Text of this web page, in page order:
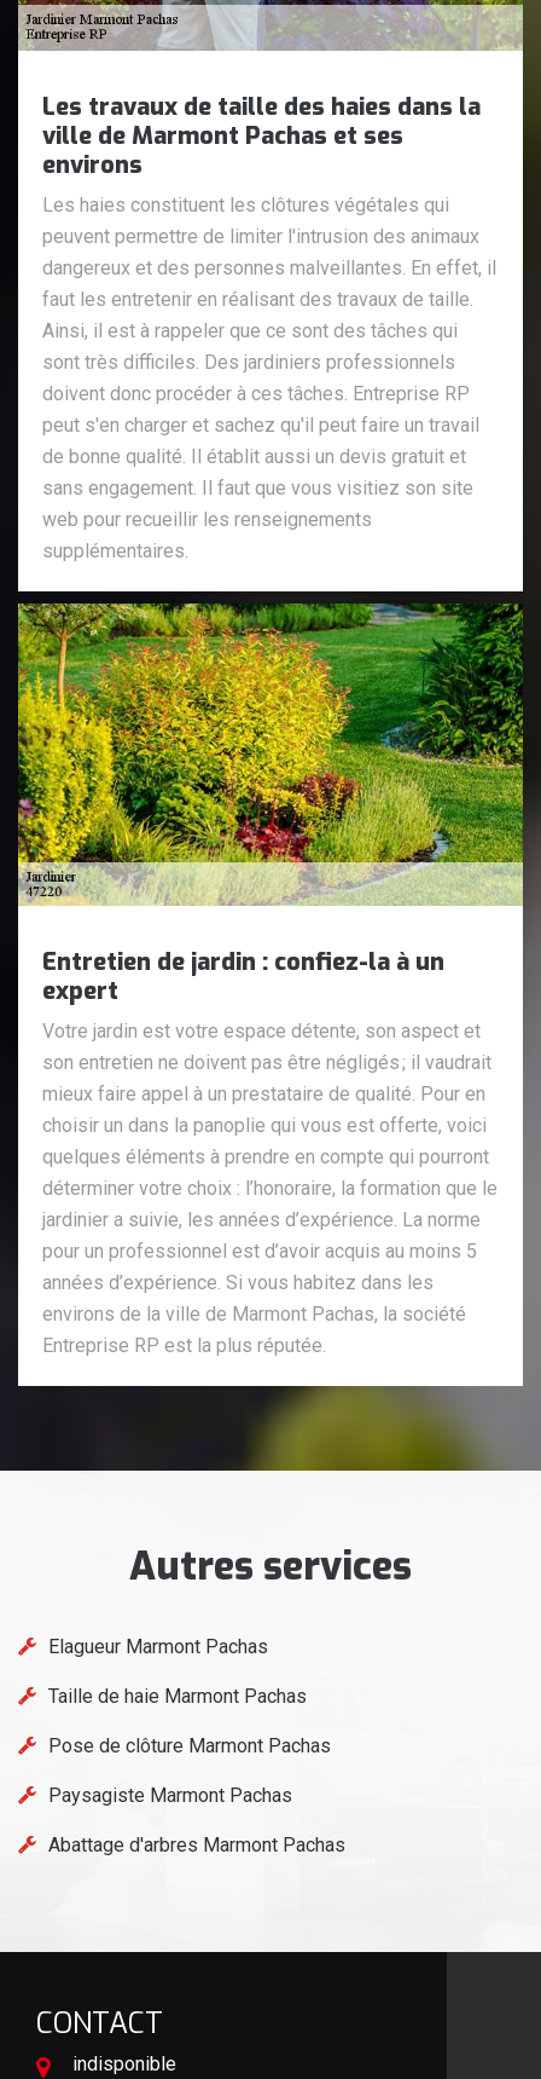
Les travaux de taille des haies dans la
ville de Marmont Pachas et ses
environs
Les haies constituent les clôtures végétales qui
peuvent permettre de limiter l'intrusion des animaux
dangereux et des personnes malveillantes. En effet, il
faut les entretenir en réalisant des travaux de taille.
Ainsi, il est à rappeler que ce sont des tâches qui
sont très difficiles. Des jardiniers professionnels
doivent donc procéder à ces tâches. Entreprise RP
peut s'en charger et sachez qu'il peut faire un travail
de bonne qualité. Il établit aussi un devis gratuit et
sans engagement. Il faut que vous visitiez son site
web pour recueillir les renseignements
supplémentaires.
Entretien de jardin : confiez-la à un
expert
Votre jardin est votre espace détente, son aspect et
son entretien ne doivent pas être négligés ; il vaudrait
mieux faire appel à un prestataire de qualité. Pour en
choisir un dans la panoplie qui vous est offerte, voici
quelques éléments à prendre en compte qui pourront
déterminer votre choix : l’honoraire, la formation que le
jardinier a suivie, les années d’expérience. La norme
pour un professionnel est d’avoir acquis au moins 5
années d’expérience. Si vous habitez dans les
environs de la ville de Marmont Pachas, la société
Entreprise RP est la plus réputée.
Autres services
Elagueur Marmont Pachas
Taille de haie Marmont Pachas
Pose de clôture Marmont Pachas
Paysagiste Marmont Pachas
Abattage d'arbres Marmont Pachas
CONTACT
indisponible